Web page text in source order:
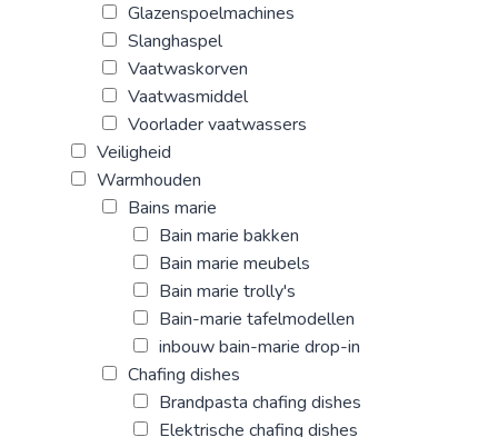
Glazenspoelmachines
Slanghaspel
Vaatwaskorven
Vaatwasmiddel
Voorlader vaatwassers
Veiligheid
Warmhouden
Bains marie
Bain marie bakken
Bain marie meubels
Bain marie trolly's
Bain-marie tafelmodellen
inbouw bain-marie drop-in
Chafing dishes
Brandpasta chafing dishes
Elektrische chafing dishes